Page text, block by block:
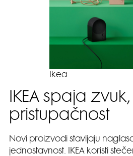
Ikea
IKEA spaja
pristupačnost
Novi proizvodi stavljaju
jednostavnost. IKEA koristi